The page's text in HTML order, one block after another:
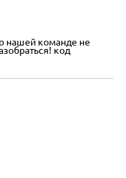
нашей команде не
код